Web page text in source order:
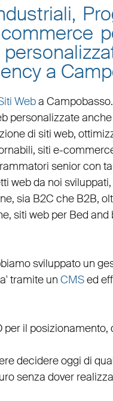
a
Weba Campobasso
personalizzateanche
di siti web,
, siti e-
senior con
web da noi
sia B2C che B2B,
, siti web per Bed
sviluppato un
tramite un CMSed
per il posizionamento,
decidere oggi di
senza dover